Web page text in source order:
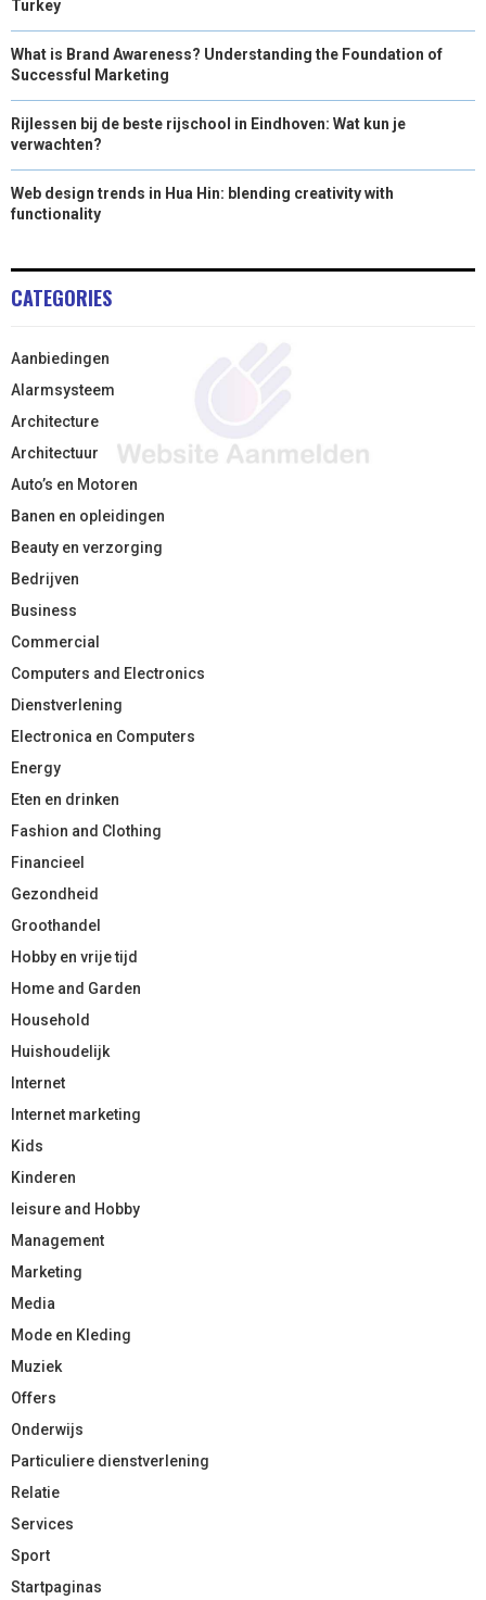
Turkey
What is Brand Awareness? Understanding the Foundation of
Successful Marketing
Rijlessen bij de beste rijschool in Eindhoven: Wat kun je
verwachten?
Web design trends in Hua Hin: blending creativity with
functionality
CATEGORIES
Aanbiedingen
Alarmsysteem
Architecture
Architectuur
Auto’s en Motoren
Banen en opleidingen
Beauty en verzorging
Bedrijven
Business
Commercial
Computers and Electronics
Dienstverlening
Electronica en Computers
Energy
Eten en drinken
Fashion and Clothing
Financieel
Gezondheid
Groothandel
Hobby en vrije tijd
Home and Garden
Household
Huishoudelijk
Internet
Internet marketing
Kids
Kinderen
leisure and Hobby
Management
Marketing
Media
Mode en Kleding
Muziek
Offers
Onderwijs
Particuliere dienstverlening
Relatie
Services
Sport
Startpaginas